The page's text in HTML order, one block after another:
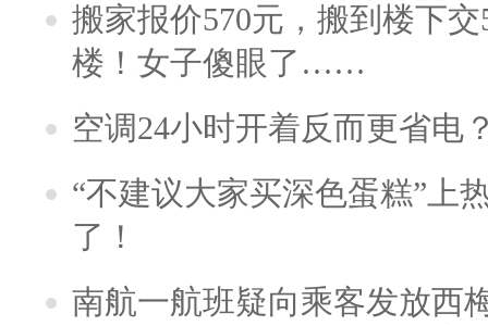
搬家报价570元，搬到楼下
楼！女子傻眼了……
空调24小时开着反而更省电
“不建议大家买深色蛋糕”上
了！
南航一航班疑向乘客发放西